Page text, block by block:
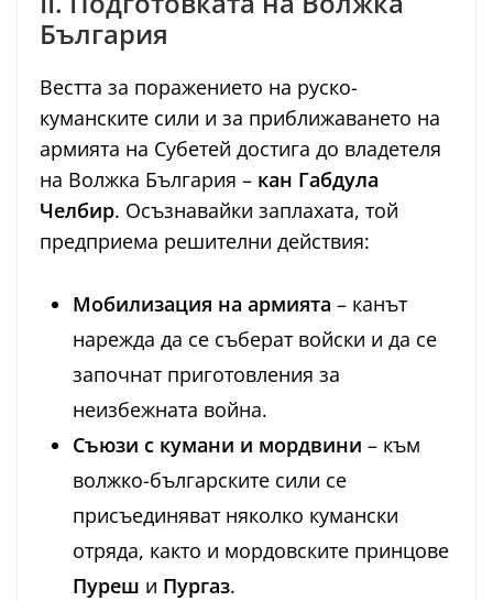
България
Вестта за поражението на руско-
куманските сили и за приближаването на
армията на Субетей достига до владетеля
на Волжка България – кан Габдула
Челбир. Осъзнавайки заплахата, той
предприема решителни действия:
Мобилизация на армията – канът
нарежда да се съберат войски и да се
започнат приготовления за
неизбежната война.
Съюзи с кумани и мордвини – към
волжко-българските сили се
присъединяват няколко кумански
отряда, както и мордовските принцове
Пуреш и Пургаз.